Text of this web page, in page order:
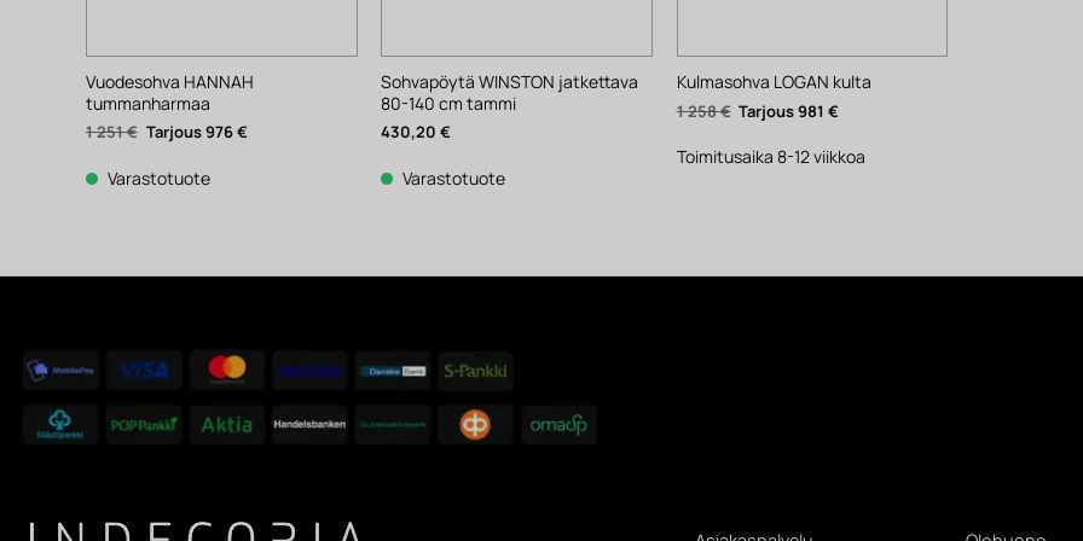
Vuodesohva HANNAH
tummanharmaa
1 251€ Alkuperäinen
hinta
1
251 €.
976€Nykyinen
hinta
Varastotuote
Sohvapöytä WINSTON jatkettava
80-140 cm tammi
430,20€
Varastotuote
Kulmasohva LOGAN kulta
1 258€ Alkuperäinen
hinta
1
258 €.
981€
981 €.
Toimitusaika 8-12 viikkoa